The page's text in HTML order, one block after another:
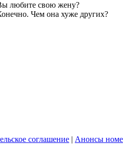
любите свою жену?
Чем она хуже других?
соглашение | Анонсы